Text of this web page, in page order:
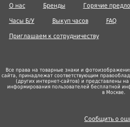
О нас Бренды Горячие
Часы Б/У Выкуп часов FAQ
Приглашаем к сотрудничеству
Все права на товарные знаки и
сайта, принадлежат соответствующим
(других интернет-сайтов) и представлены
информирования пользователей бесплатной
в Москве.
Сообщить о